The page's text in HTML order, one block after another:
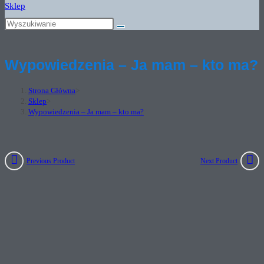
Sklep
Wypowiedzenia – Ja mam – kto ma?
Strona Główna
Sklep
Wypowiedzenia – Ja mam – kto ma?
Previous Product Next Product